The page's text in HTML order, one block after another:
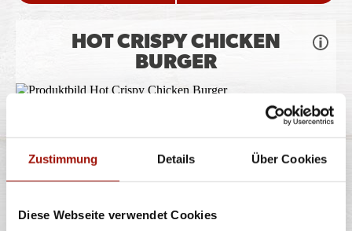
Zustimmung Details Über Cookies
Diese Webseite verwendet Cookies
HOT CRISPY CHICKEN
BURGER
Soft Bun, Crispy Chicken (135g), Tomaten, Lollo Bionda
Salat, Jalapeños, Chili...mehr
einfach doppelt